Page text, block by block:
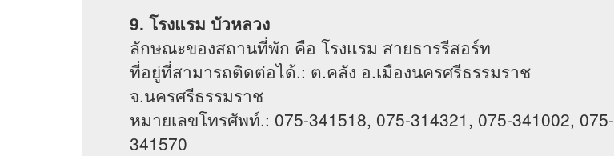
9. โรงแรม บัวหลวง
ลักษณะของสถานที่พัก คือ โรงแรม สายธารรีสอร์ท
ที่อยู่ที่สามารถติดต่อได้.: ต.คลัง อ.เมืองนครศรีธรรมราช
จ.นครศรีธรรมราช
หมายเลขโทรศัพท์.: 075-341518, 075-314321, 075-341002, 075-
341570